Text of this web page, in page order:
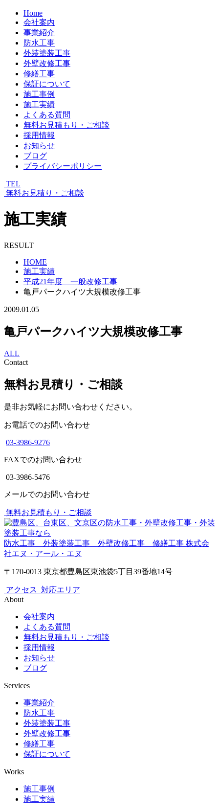
Home
会社案内
事業紹介
防水工事
外装塗装工事
外壁改修工事
修繕工事
保証について
施工事例
施工実績
よくある質問
無料お見積もり・ご相談
採用情報
お知らせ
ブログ
プライバシーポリシー
TEL
無料お見積り・ご相談
施工実績
RESULT
HOME
施工実績
平成21年度 一般改修工事
亀戸パークハイツ大規模改修工事
2009.01.05
亀戸パークハイツ大規模改修工事
ALL
Contact
無料お見積り・ご相談
是非お気軽にお問い合わせください。
お電話でのお問い合わせ
03-3986-9276
FAXでのお問い合わせ
03-3986-5476
メールでのお問い合わせ
無料お見積もり・ご相談
防水工事 外装塗装工事 外壁改修工事 修繕工事 株式会
社エヌ・アール・エヌ
〒170-0013 東京都豊島区東池袋5丁目39番地14号
アクセス 対応エリア
About
会社案内
よくある質問
無料お見積もり・ご相談
採用情報
お知らせ
ブログ
Services
事業紹介
防水工事
外装塗装工事
外壁改修工事
修繕工事
保証について
Works
施工事例
施工実績